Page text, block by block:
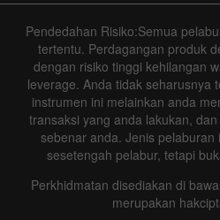
Pendedahan Risiko:Semua
tertentu. Perdagangan produk
dengan risiko tinggi kehilangan
leverage. Anda tidak seharusnya
instrumen ini melainkan anda
transaksi yang anda lakukan,
sebenar anda. Jenis
sesetengah pelabur, tetapi
Perkhidmatan disediakan di
merupakan